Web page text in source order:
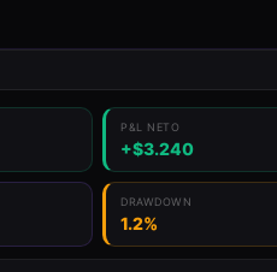
P&L NETO
+$3.240
DRAWDOWN
1.2%